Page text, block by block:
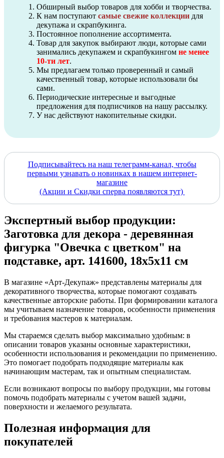
Обширный выбор товаров для хобби и творчества.
К нам поступают самые свежие коллекции для
декупажа и скрапбукинга.
Постоянное пополнение ассортимента.
Товар для закупок выбирают люди, которые сами
занимались декупажем и скрапбукингом не менее
10-ти лет.
Мы предлагаем только проверенный и самый
качественный товар, которые использовали бы
сами.
Периодические интересные и выгодные
предложения для подписчиков на нашу рассылку.
У нас действуют накопительные скидки.
Подписывайтесь на наш телеграмм-канал, чтобы
первыми узнавать о новинках в нашем интернет-
магазине
(Акции и Скидки сперва появляются тут)
Экспертный выбор продукции:
Заготовка для декора - деревянная
фигурка "Овечка с цветком" на
подставке, арт. 141600, 18х5х11 см
В магазине «Арт-Декупаж» представлены материалы для
декоративного творчества, которые помогают создавать
качественные авторские работы. При формировании каталога
мы учитываем назначение товаров, особенности применения
и требования мастеров к материалам.
Мы стараемся сделать выбор максимально удобным: в
описании товаров указаны основные характеристики,
особенности использования и рекомендации по применению.
Это помогает подобрать подходящие материалы как
начинающим мастерам, так и опытным специалистам.
Если возникают вопросы по выбору продукции, мы готовы
помочь подобрать материалы с учетом вашей задачи,
поверхности и желаемого результата.
Полезная информация для
покупателей